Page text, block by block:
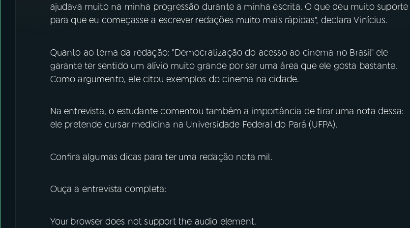
ajudava muito na minha progressão durante a minha escrita. O que deu muito suporte
para que eu começasse a escrever redações muito mais rápidas", declara Vinícius.
Quanto ao tema da redação: "Democratização do acesso ao cinema no Brasil" ele
garante ter sentido um alívio muito grande por ser uma área que ele gosta bastante.
Como argumento, ele citou exemplos do cinema na cidade.
Na entrevista, o estudante comentou também a importância de tirar uma nota dessa:
ele pretende cursar medicina na Universidade Federal do Pará (UFPA).
Confira algumas dicas para ter uma redação nota mil.
Ouça a entrevista completa:
Your browser does not support the audio element.